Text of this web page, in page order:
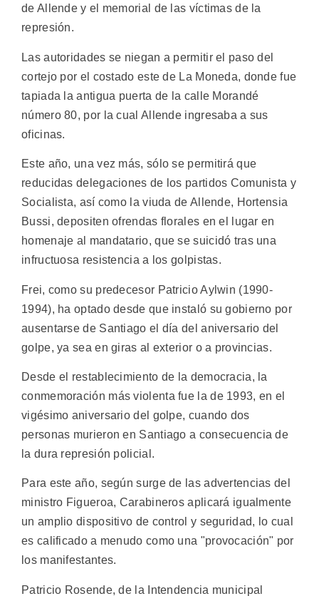
de Allende y el memorial de las víctimas de la
represión.
Las autoridades se niegan a permitir el paso del
cortejo por el costado este de La Moneda, donde fue
tapiada la antigua puerta de la calle Morandé
número 80, por la cual Allende ingresaba a sus
oficinas.
Este año, una vez más, sólo se permitirá que
reducidas delegaciones de los partidos Comunista y
Socialista, así como la viuda de Allende, Hortensia
Bussi, depositen ofrendas florales en el lugar en
homenaje al mandatario, que se suicidó tras una
infructuosa resistencia a los golpistas.
Frei, como su predecesor Patricio Aylwin (1990-
1994), ha optado desde que instaló su gobierno por
ausentarse de Santiago el día del aniversario del
golpe, ya sea en giras al exterior o a provincias.
Desde el restablecimiento de la democracia, la
conmemoración más violenta fue la de 1993, en el
vigésimo aniversario del golpe, cuando dos
personas murieron en Santiago a consecuencia de
la dura represión policial.
Para este año, según surge de las advertencias del
ministro Figueroa, Carabineros aplicará igualmente
un amplio dispositivo de control y seguridad, lo cual
es calificado a menudo como una "provocación" por
los manifestantes.
Patricio Rosende, de la Intendencia municipal